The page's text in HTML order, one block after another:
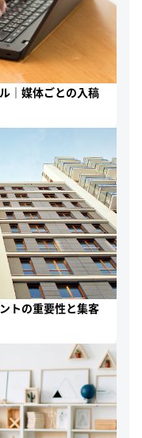
｜媒体ごとの入稿
トの重要性と集客